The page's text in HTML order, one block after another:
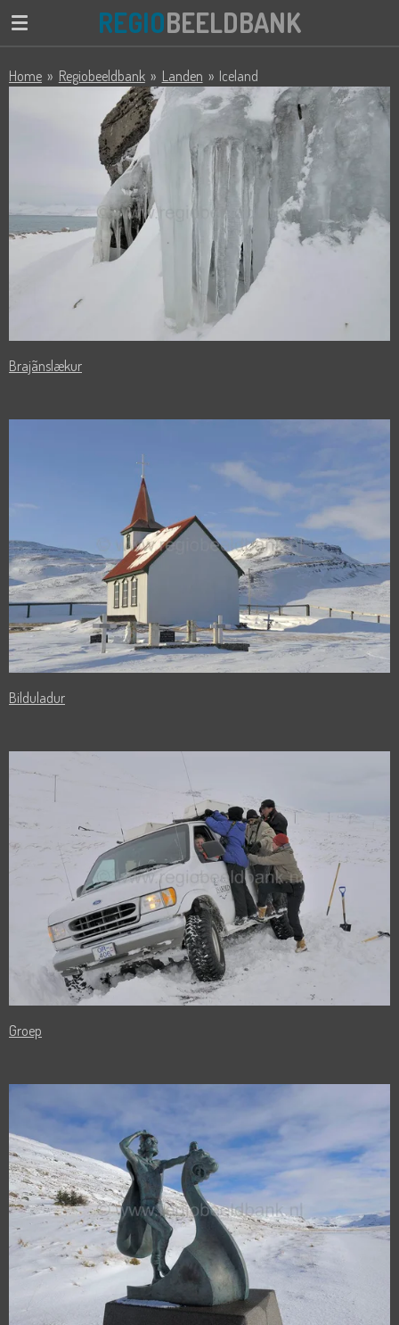
Ga
de
REGIOBEELDBANK
Home » Regiobeeldbank » Landen » Iceland
Brajãnslækur
Bilduladur
Groep